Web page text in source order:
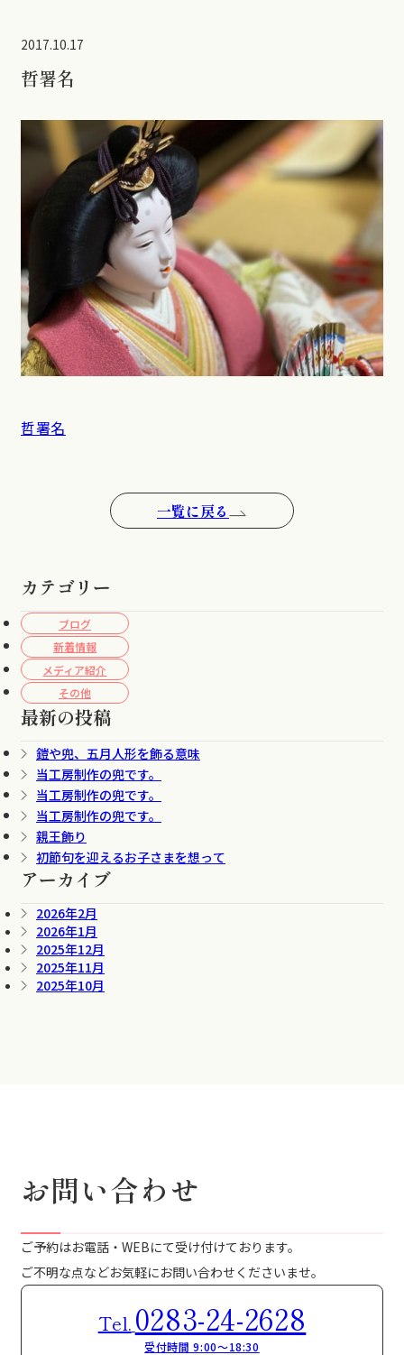
カテゴリー
ブログ
新着情報
メディア紹介
その他
最新の投稿
鎧や兜、五月人形を飾る意味
当工房制作の兜です。
当工房制作の兜です。
当工房制作の兜です。
親王飾り
初節句を迎えるお子さまを想って
アーカイブ
2026年2月
2026年1月
2025年12月
2025年11月
2025年10月
2017.10.17
哲署名
哲署名
一覧に戻る
お問い合わせ
ご予約はお電話・WEBにて受け付けております。
ご不明な点などお気軽にお問い合わせくださいませ。
Tel. 0283-24-2628
受付時間 9:00～18:30